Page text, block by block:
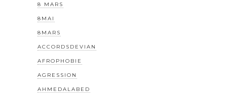
8 MARS
8MAI
8MARS
ACCORDSDEVIAN
AFROPHOBIE
AGRESSION
AHMEDALABED